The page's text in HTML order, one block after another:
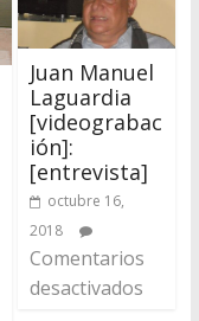
Juan Manuel
Laguardia
[videograbac
ión]:
[entrevista]
octubre 16,
2018
Comentarios
desactivados